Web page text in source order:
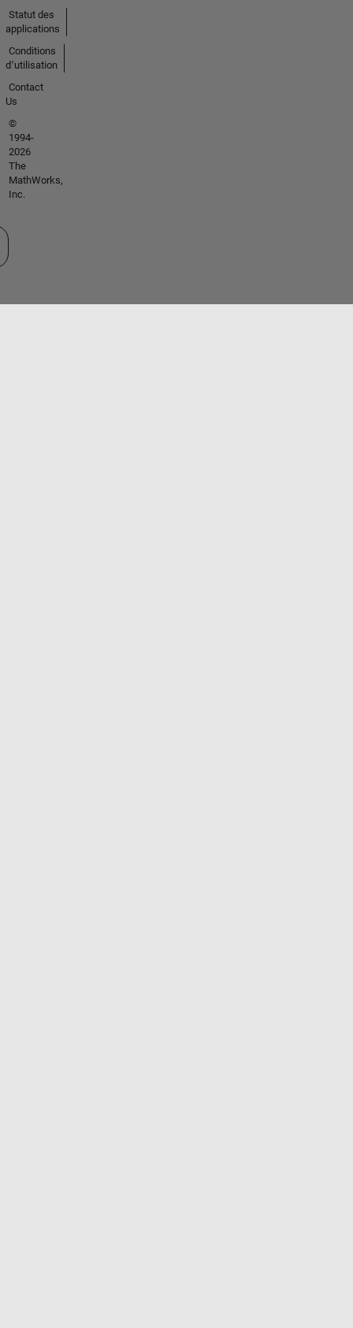
Statut des
applications
Conditions
d՚utilisation
Contact
Us
©
1994-
2026
The
MathWorks,
Inc.
un site web